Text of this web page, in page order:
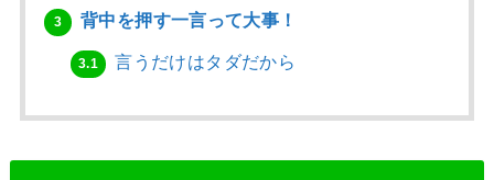
3 背中を押す一言って大事！
3.1 言うだけはタダだから